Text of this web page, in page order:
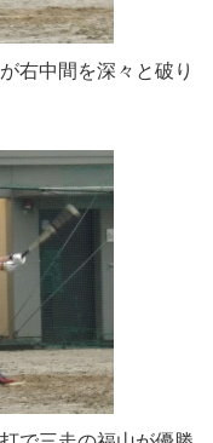
右中間を深々と破り